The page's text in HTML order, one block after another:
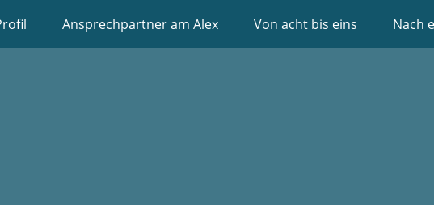
Ansprechpartner am Alex Von acht bis eins Nach